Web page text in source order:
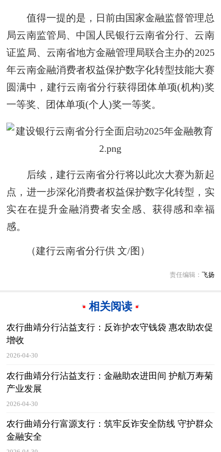
值得一提的是，日前由国家金融监督管理总
局云南监管局、中国人民银行云南省分行、云南
证监局、云南省地方金融管理局联合主办的2025
年云南金融消费者权益保护数字化转型技能大赛
圆满中，建行云南省分行获得团体单项(机构)奖
一等奖、团体单项(个人)奖一等奖。
后续，建行云南省分行将以此次大赛为新起
点，进一步深化消费者权益保护数字化转型，实
实在在提升金融消费者安全感、获得感和幸福
感。
（建行云南省分行供 文/图）
责任编辑： 飞扬
相关阅读
农行曲靖分行沾益支行：反诈护农守钱袋 惠农助农促
增收
2026-04-30
农行曲靖分行沾益支行：金融助农进田间 护航万寿菊
产业发展
2026-04-30
农行曲靖分行富源支行：筑牢反诈安全防线 守护群众
金融安全